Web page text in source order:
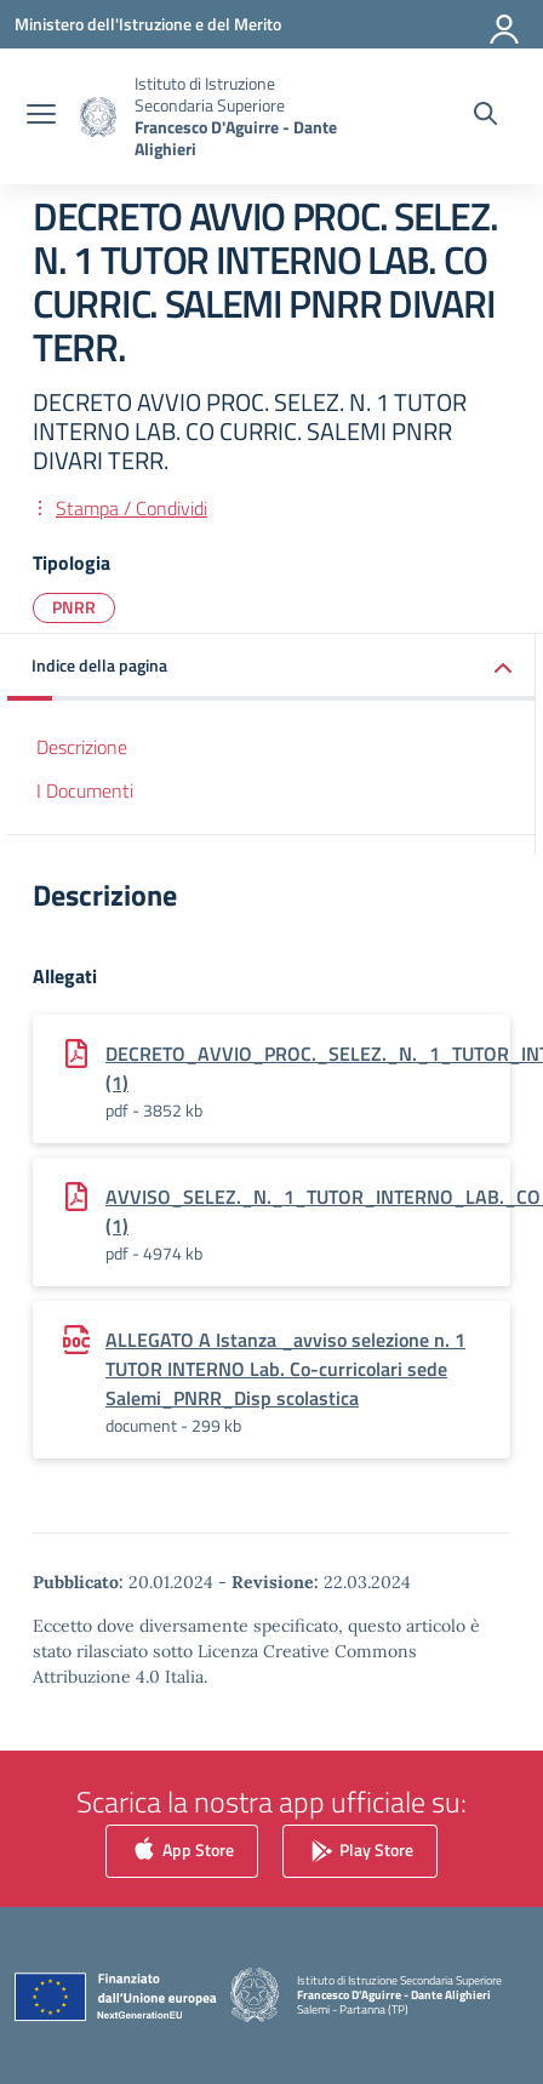
Vai ai contenuti
Vai al menu di navigazione
Vai al footer
Ministero dell'Istruzione e del Merito
Istituto di Istruzione
Secondaria Superiore
Francesco D'Aguirre - Dante
Alighieri
DECRETO AVVIO PROC. SELEZ.
N. 1 TUTOR INTERNO LAB. CO
CURRIC. SALEMI PNRR DIVARI
TERR.
DECRETO AVVIO PROC. SELEZ. N. 1 TUTOR
INTERNO LAB. CO CURRIC. SALEMI PNRR
DIVARI TERR.
Stampa / Condividi
Tipologia
PNRR
Indice della pagina
Descrizione
I Documenti
Descrizione
Allegati
(1)
pdf - 3852 kb
(1)
pdf - 4974 kb
ALLEGATO A Istanza _avviso selezione n. 1
TUTOR INTERNO Lab. Co-curricolari sede
Salemi_PNRR_Disp scolastica
document - 299 kb
Pubblicato: 20.01.2024 - Revisione: 22.03.2024
Eccetto dove diversamente specificato, questo articolo è
stato rilasciato sotto Licenza Creative Commons
Attribuzione 4.0 Italia.
Scarica la nostra app ufficiale su:
App Store Play Store
Istituto di Istruzione Secondaria Superiore
Francesco D'Aguirre - Dante Alighieri
Salemi - Partanna (TP)